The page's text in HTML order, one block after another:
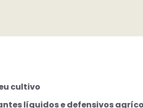
cultivo
líquidos e defensivos